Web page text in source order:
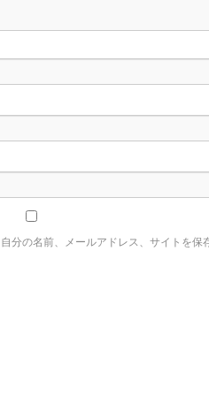
分の名前、メールアドレス、サイトを保